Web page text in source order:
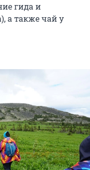
гида и
а также чай у